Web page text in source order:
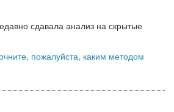
сдавала анализ на скрытые
пожалуйста, каким методом